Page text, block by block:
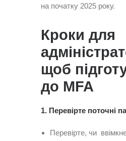
на початку 2025 року.
Кроки для
щоб
до MFA
1. Перевірте поточні
Перевірте, чи